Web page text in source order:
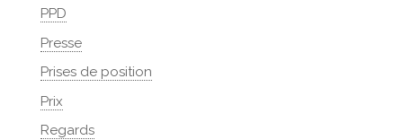
PPD
Presse
Prises de position
Prix
Regards